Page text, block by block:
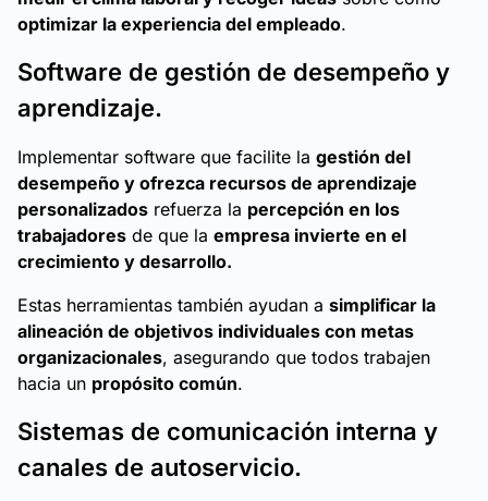
optimizar la experiencia del empleado.
Software de gestión de desempeño y
aprendizaje.
Implementar software que facilite la gestión del
desempeño y ofrezca recursos de aprendizaje
personalizados refuerza la percepción en los
trabajadores de que la empresa invierte en el
crecimiento y desarrollo.
Estas herramientas también ayudan a simplificar la
alineación de objetivos individuales con metas
organizacionales, asegurando que todos trabajen
hacia un propósito común.
Sistemas de comunicación interna y
canales de autoservicio.